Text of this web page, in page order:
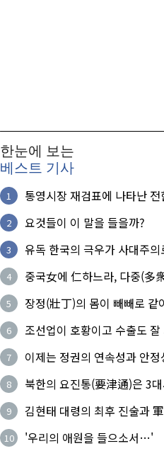
한눈에 보는
베스트 기사
1
통영시장 재검표에 나타난 전
2 요것들이 이 말을 들을까?
3
유독 한국의 극우가 사대주의
4
중국女에 仁하느라, 다중(多
5 장정(壯丁)의 몸이 빼빼로 같
6
조선업이 호황이고 수출도 잘
7
이제는 정권의 연속성과 안정
8
북한의 요진통(要津通)은 3
9
김현태 대령의 최후 진술과
10 '우리의 애원을 들으소서…'